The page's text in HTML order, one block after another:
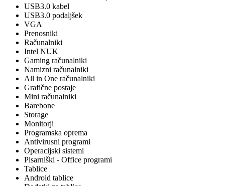
USB3.0 kabel
USB3.0 podaljšek
VGA
Prenosniki
Računalniki
Intel NUK
Gaming računalniki
Namizni računalniki
All in One računalniki
Grafične postaje
Mini računalniki
Barebone
Storage
Monitorji
Programska oprema
Antivirusni programi
Operacijski sistemi
Pisarniški - Office programi
Tablice
Android tablice